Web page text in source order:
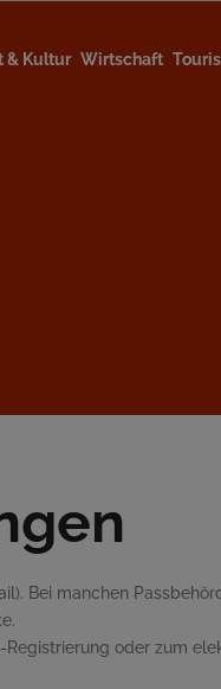
& Kultur Wirtschaft
). Bei manchen
Registrierung oder zum